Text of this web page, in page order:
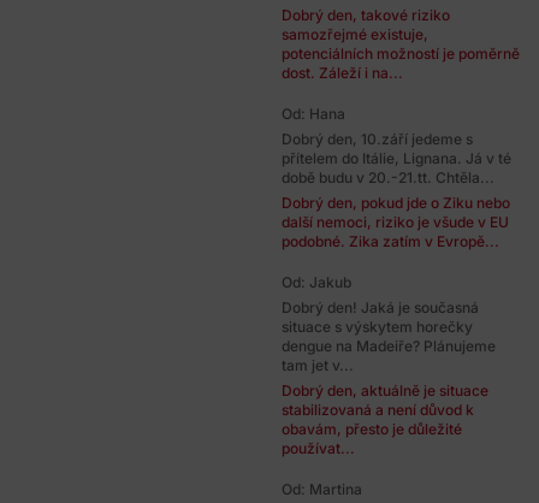
Dobrý den, takové riziko
samozřejmé existuje,
potenciálních možností je poměrně
dost. Záleží i na...
Od: Hana
Dobrý den, 10.září jedeme s
přítelem do Itálie, Lignana. Já v té
době budu v 20.-21.tt. Chtěla...
Dobrý den, pokud jde o Ziku nebo
další nemoci, riziko je všude v EU
podobné. Zika zatím v Evropě...
Od: Jakub
Dobrý den! Jaká je současná
situace s výskytem horečky
dengue na Madeiře? Plánujeme
tam jet v...
Dobrý den, aktuálně je situace
stabilizovaná a není důvod k
obavám, přesto je důležité
používat...
Od: Martina